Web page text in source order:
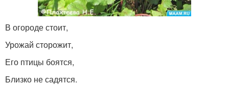
В огороде стоит,
Урожай сторожит,
Его птицы боятся,
Близко не садятся.